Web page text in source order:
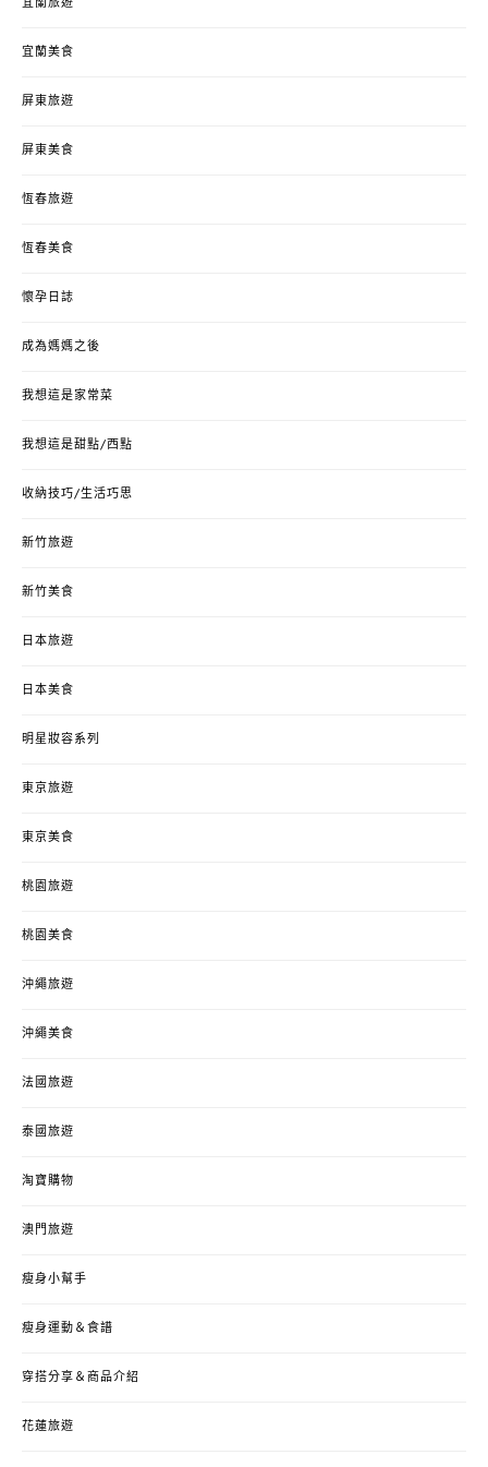
宜蘭旅遊
宜蘭美食
屏東旅遊
屏東美食
恆春旅遊
恆春美食
懷孕日誌
成為媽媽之後
我想這是家常菜
我想這是甜點/西點
收納技巧/生活巧思
新竹旅遊
新竹美食
日本旅遊
日本美食
明星妝容系列
東京旅遊
東京美食
桃園旅遊
桃園美食
沖繩旅遊
沖繩美食
法國旅遊
泰國旅遊
淘寶購物
澳門旅遊
瘦身小幫手
瘦身運動＆食譜
穿搭分享＆商品介紹
花蓮旅遊